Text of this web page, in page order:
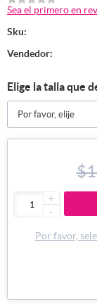
Sea el primero en
Sku:
Vendedor:
Elige la talla que
+
-
Por favor,